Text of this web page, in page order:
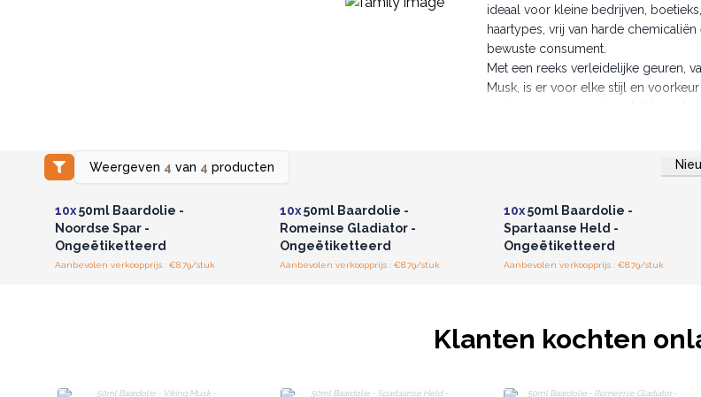
ideaal voor kleine bedrijven,
haartypes, vrij van harde
bewuste consument.
Met een reeks verleidelijke geuren,
Musk, is er voor elke stijl en
met onze premium baardoliën en
Bestel nu en verrijk uw aanbod
Weergeven 4 van 4 producten
Log in of registreer u voor
groothandelsprijzen.
10x50ml Baardolie -
Noordse Spar -
Ongeëtiketteerd
Aanbevolen verkoopprijs : €8.79/stuk
10x50ml Baardolie -
Romeinse Gladiator -
Ongeëtiketteerd
Aanbevolen verkoopprijs : €8.79/stuk
10x50ml Baardolie -
Spartaanse Held -
Ongeëtiketteerd
Aanbevolen verkoopprijs : €8.79/stuk
Klanten kochten